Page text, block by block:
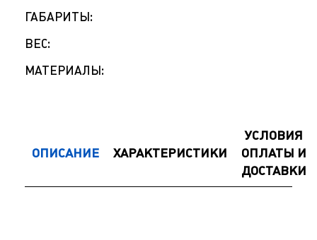
ГАБАРИТЫ:
ВЕС:
МАТЕРИАЛЫ:
ОПИСАНИЕ ХАРАКТЕРИСТИКИ
УСЛОВИЯ
ОПЛАТЫ И
ДОСТАВКИ